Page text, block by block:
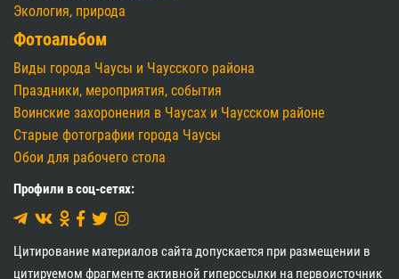
Экология, природа
Фотоальбом
Виды города Чаусы и Чаусского района
Праздники, мероприятия, события
Воинские захоронения в Чаусах и Чаусском районе
Старые фотографии города Чаусы
Обои для рабочего стола
Профили в соц-сетях:
Цитирование материалов сайта допускается при размещении в
цитируемом фрагменте активной гиперссылки на первоисточник